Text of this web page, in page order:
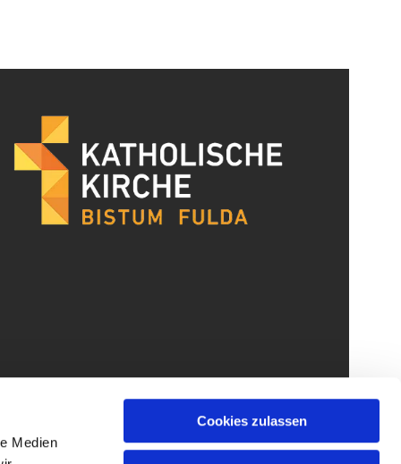
Medien
Cookies zulassen